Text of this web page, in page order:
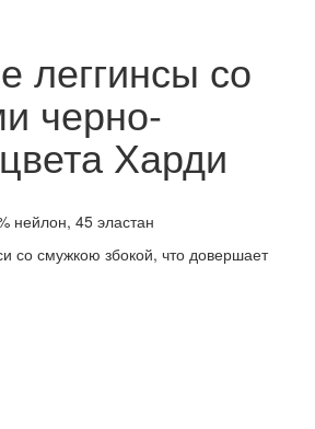
леггинсы со
черно-
Харди
нейлон, 45 эластан
со смужкою збокой, что довершает